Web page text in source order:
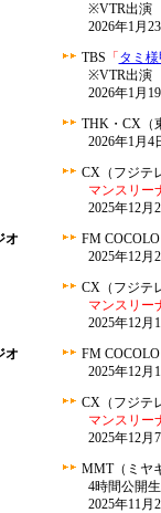
※VTR出演
2026年1月
TBS 「 タミ
※VTR出演
2026年1月
THK・CX（
2026年1月4
CX（フジテ
マンスリー
2025年12月
オ
FM
2025年12月
CX（フジテ
マンスリー
2025年12月
オ
FM
2025年12月
CX（フジテ
マンスリー
2025年12月
MMT（ミヤ
4時間公開
2025年11月